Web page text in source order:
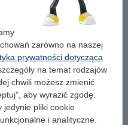
zarówno na naszej
prywatności dotycząca
na temat rodzajów
chwili możesz zmienić
aby wyrazić zgodę.
jedynie pliki cookie
i analityczne.
szuflad), 123drukuj
99,00 zł z VAT